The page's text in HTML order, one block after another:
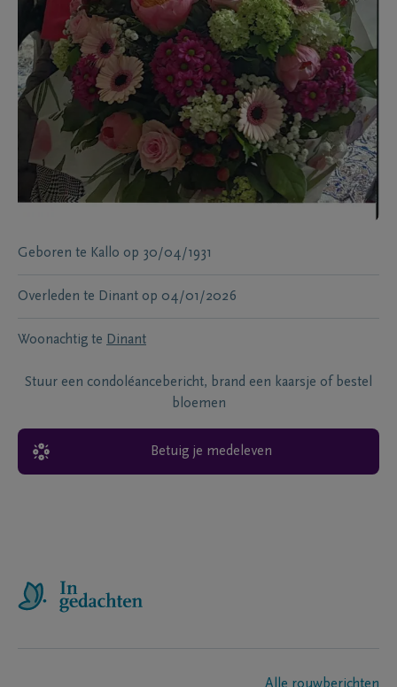
Geboren te Kallo op 30/04/1931
Overleden te Dinant op 04/01/2026
Woonachtig te Dinant
Stuur een condoléancebericht, brand een kaarsje of bestel
bloemen
Betuig je medeleven